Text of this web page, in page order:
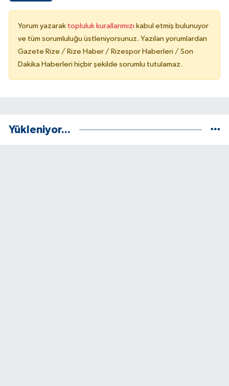
Yorum yazarak topluluk kurallarımızı kabul etmiş bulunuyor
ve tüm sorumluluğu üstleniyorsunuz. Yazılan yorumlardan
Gazete Rize / Rize Haber / Rizespor Haberleri / Son
Dakika Haberleri hiçbir şekilde sorumlu tutulamaz.
Yükleniyor...